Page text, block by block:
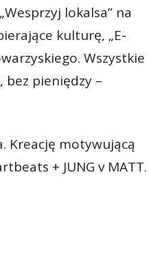
lokalsa” na
kulturę, „E-
Wszystkie
bez pieniędzy –
Kreację motywującą
+ JUNG v MATT.